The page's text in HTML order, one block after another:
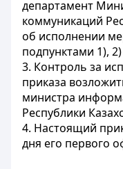
департамент
коммуникаций
об исполнении
подпунктами 1),
3. Контроль за
приказа
министра
Республики
4. Настоящий
дня его первого